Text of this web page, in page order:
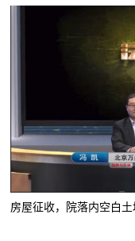
房屋征收，院落内空白